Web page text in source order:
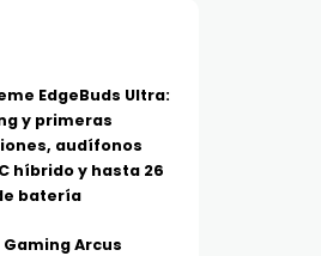
EdgeBuds Ultra:
y primeras
audífonos
híbrido y hasta 26
batería
Arcus